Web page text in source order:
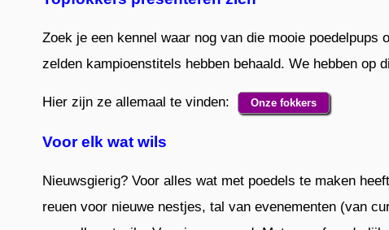
Zoek je een kennel waar nog van die mooie
zelden kampioenstitels hebben behaald. We hebben op
Hier zijn ze allemaal te vinden: Onze fokkers
Voor elk wat wils
Nieuwsgierig? Voor alles wat met poedels te maken
reuen voor nieuwe nestjes, tal van evenementen (van